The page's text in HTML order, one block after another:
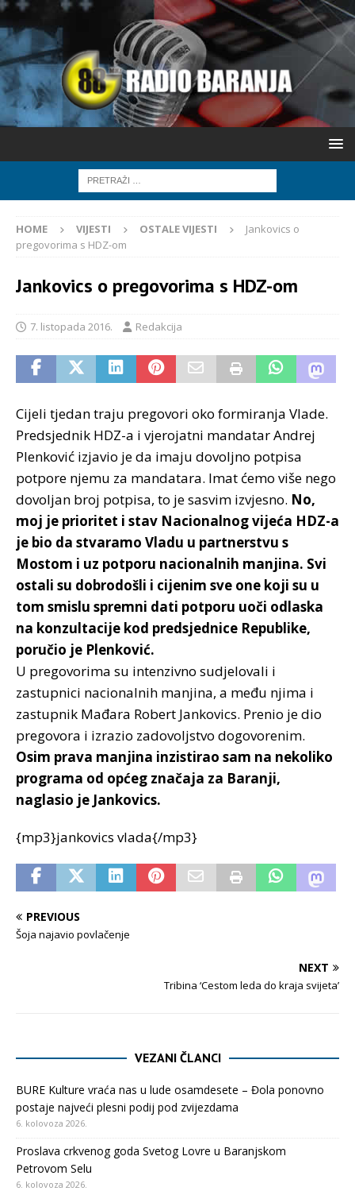
HOME VIJESTI OSTALE VIJESTI
Jankovics o
pregovorima s HDZ-om
Jankovics o pregovorima s HDZ-om
7. listopada 2016. Redakcija
Cijeli tjedan traju pregovori oko formiranja Vlade.
Predsjednik HDZ-a i vjerojatni mandatar Andrej
Plenković izjavio je da imaju dovoljno potpisa
potpore njemu za mandatara. Imat ćemo više nego
dovoljan broj potpisa, to je sasvim izvjesno. No,
moj je prioritet i stav Nacionalnog vijeća HDZ-a
je bio da stvaramo Vladu u partnerstvu s
Mostom i uz potporu nacionalnih manjina. Svi
ostali su dobrodošli i cijenim sve one koji su u
tom smislu spremni dati potporu uoči odlaska
na konzultacije kod predsjednice Republike,
poručio je Plenković.
U pregovorima su intenzivno sudjelovali i
zastupnici nacionalnih manjina, a među njima i
zastupnik Mađara Robert Jankovics. Prenio je dio
pregovora i izrazio zadovoljstvo dogovorenim.
Osim prava manjina inzistirao sam na nekoliko
programa od općeg značaja za Baranji,
naglasio je Jankovics.
{mp3}jankovics vlada{/mp3}
PREVIOUS
Šoja najavio povlačenje
NEXT
Tribina ‘Cestom leda do kraja svijeta’
VEZANI ČLANCI
BURE Kulture vraća nas u lude osamdesete – Đola ponovno
postaje najveći plesni podij pod zvijezdama
6. kolovoza 2026.
Proslava crkvenog goda Svetog Lovre u Baranjskom
Petrovom Selu
6. kolovoza 2026.